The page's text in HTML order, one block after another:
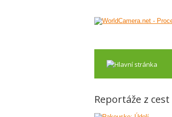
Reportáže z cest